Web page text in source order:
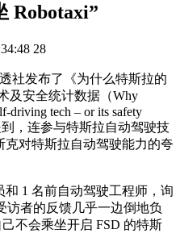
Robotaxi”
28
社发布了《为什么特斯拉的
及安全统计数据（Why
driving tech – or its safety
，连参与特斯拉自动驾驶技
对特斯拉自动驾驶能力的夸
1 名前自动驾驶工程师，询
访者的反馈几乎一边倒地负
不会乘坐开启 FSD 的特斯